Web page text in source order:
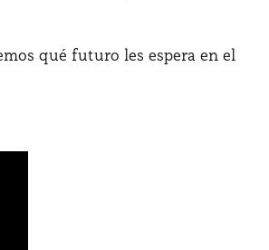
qué futuro les espera en el